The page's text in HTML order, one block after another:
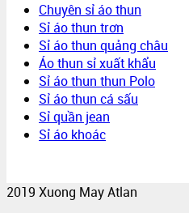
Chuyên sỉ áo thun
Sỉ áo thun trơn
Sỉ áo thun quảng châu
Áo thun sỉ xuất khẩu
Sỉ áo thun thun Polo
Sỉ áo thun cá sấu
Sỉ quần jean
Sỉ áo khoác
2019 Xuong May Atlan